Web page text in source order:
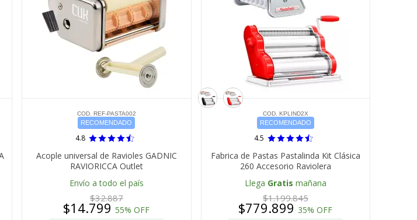
COD. REF-PASTA002
RECOMENDADO
4.8
Acople universal de Ravioles GADNIC
RAVIORICCA Outlet
Envío a todo el país
$32.887
$14.79955% OFF
COD. KPLIND2X
RECOMENDADO
4.5
Fabrica de Pastas Pastalinda Kit Clásica
260 Accesorio Raviolera
Llega Gratis mañana
$1.199.845
$779.899 35% OFF